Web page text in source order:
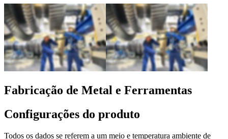
Fabricação de Metal e Ferramentas
Configurações do produto
Todos os dados se referem a um meio e temperatura ambiente de